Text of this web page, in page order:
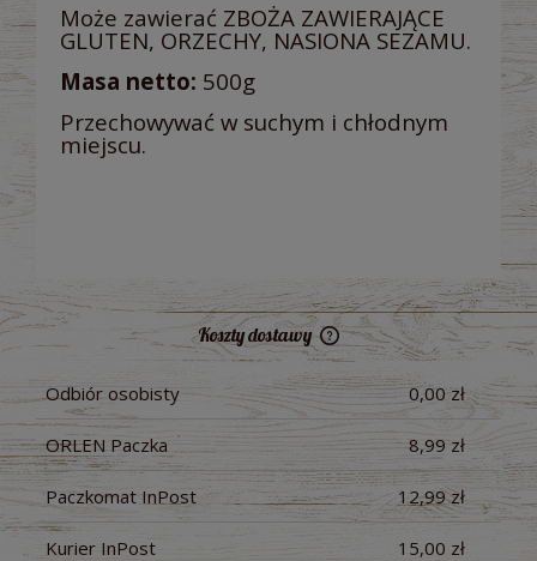
Może zawierać ZBOŻA ZAWIERAJĄCE
GLUTEN, ORZECHY, NASIONA SEZAMU.
Masa netto: 500g
Przechowywać w suchym i chłodnym
miejscu.
Koszty dostawy
Cena nie zawiera ewentualnych kosztów płatności
Odbiór osobisty 0,00 zł
ORLEN Paczka 8,99 zł
Paczkomat InPost 12,99 zł
Kurier InPost 15,00 zł